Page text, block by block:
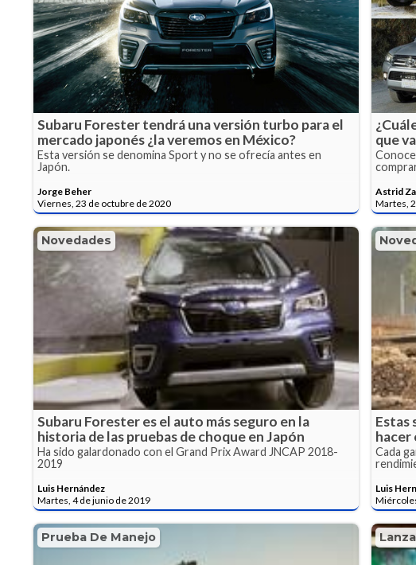
Subaru Forester tendrá una versión turbo para el
mercado japonés ¿la veremos en México?
Esta versión se denomina Sport y no se ofrecía antes en
Japón.
Jorge Beher
Viernes, 23 de octubre de 2020
que
Astrid
Martes,
Novedades
Subaru Forester es el auto más seguro en la
historia de las pruebas de choque en Japón
Ha sido galardonado con el Grand Prix Award JNCAP 2018-
2019
Luis Hernández
Martes, 4 de junio de 2019
Estas
Cada
Luis
Prueba De Manejo